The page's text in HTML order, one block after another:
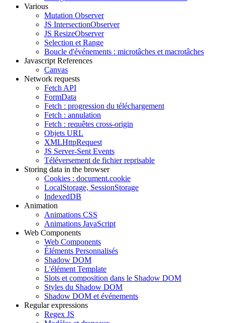
Various
Mutation Observer
JS IntersectionObserver
JS ResizeObserver
Selection et Range
Boucle d'événements : microtâches et macrotâches
Javascript References
Canvas
Network requests
Fetch API
FormData
Fetch : progression du téléchargement
Fetch : annulation
Fetch : requêtes cross-origin
Objets URL
XMLHttpRequest
JS Server-Sent Events
Téléversement de fichier reprisable
Storing data in the browser
Cookies : document.cookie
LocalStorage, SessionStorage
IndexedDB
Animation
Animations CSS
Animations JavaScript
Web Components
Web Components
Éléments Personnalisés
Shadow DOM
L'élément Template
Slots et composition dans le Shadow DOM
Styles du Shadow DOM
Shadow DOM et événements
Regular expressions
Regex JS